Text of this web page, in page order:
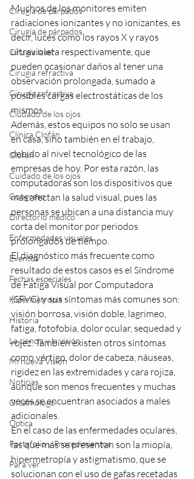
Cirugía de párpados
Cirugía de párpados
Cirugia laser
Cirugia refractiva
Cirugía refractiva
Ciudado de los ojos
Clínica Clofán
Clofán
Cuidado de los ojos
Congreso
Directorio médico
Enfermedades visuales
Eventos
Fechas especiales
Hipermetropia
Historia
La ciencia y la visión
Mi nueva Visión
Noticias
Oftalmologo
Óptica
Portafolio y Procedimientos
Para ver
Muchos de los monitores emiten
radiaciones ionizantes y no ionizantes, es
decir, luces como los rayos X y rayos
ultravioleta respectivamente, que
pueden ocasionar daños al tener una
observación prolongada, sumado a
posibles cargas electrostáticas de los
mismos.
Además, estos equipos no solo se usan
en casa, sino también en el trabajo,
debido al nivel tecnológico de las
empresas de hoy. Por esta razón, las
computadoras son los dispositivos que
más afectan la salud visual, pues las
personas se ubican a una distancia muy
corta del monitor por periodos
prolongados de tiempo.
El diagnóstico más frecuente como
resultado de estos casos es el Síndrome
de Fatiga Visual por Computadora
(SFVC) y sus síntomas más comunes son:
visión borrosa, visión doble, lagrimeo,
fatiga, fotofobia, dolor ocular, sequedad y
rojez. También existen otros síntomas
como vértigo, dolor de cabeza, náuseas,
rigidez en las extremidades y cara rojiza,
aunque son menos frecuentes y muchas
veces se encuentran asociados a males
adicionales.
En el caso de las enfermedades oculares,
las que más se presentan son la miopía,
hipermetropía y astigmatismo, que se
solucionan con el uso de gafas recetadas